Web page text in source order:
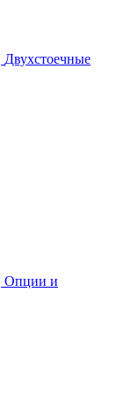
Двухстоечные
Опции и